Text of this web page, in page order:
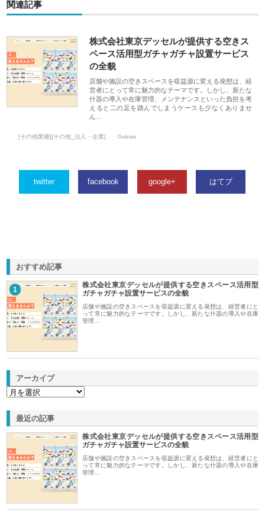
関連記事
株式会社東京デッセルが提供する空きス
ペース活用型ガチャガチャ設置サービス
の全貌
店舗や施設の空きスペースを収益源に変える発想は、経
営者にとって常に魅力的なテーマです。しかし、新たな
什器の導入や在庫管理、メンテナンスといった負担を考
えると二の足を踏んでしまうケースも少なくありませ
ん…
[その他業種][その他_法人・企業] 0views
twitter facebook google+ はてブ
おすすめ記事
1
株式会社東京デッセルが提供する空きスペース活用型
ガチャガチャ設置サービスの全貌
店舗や施設の空きスペースを収益源に変える発想は、経営者にと
って常に魅力的なテーマです。しかし、新たな什器の導入や在庫
管理…
アーカイブ
最近の記事
株式会社東京デッセルが提供する空きスペース活用型
ガチャガチャ設置サービスの全貌
店舗や施設の空きスペースを収益源に変える発想は、経営者にと
って常に魅力的なテーマです。しかし、新たな什器の導入や在庫
管理…